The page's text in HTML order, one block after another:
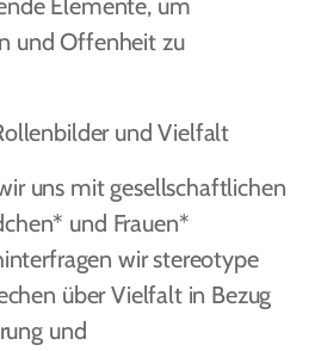
Elemente, um
und Offenheit zu
und Vielfalt
uns mit gesellschaftlichen
und Frauen*
wir stereotype
über Vielfalt in Bezug
und